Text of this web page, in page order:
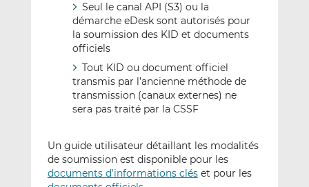
Seul le canal API (S3) ou la
démarche eDesk sont autorisés pour
la soumission des KID et documents
officiels
Tout KID ou document officiel
transmis par l’ancienne méthode de
transmission (canaux externes) ne
sera pas traité par la CSSF
Un guide utilisateur détaillant les modalités
de soumission est disponible pour les
documents d’informations cléset pour les